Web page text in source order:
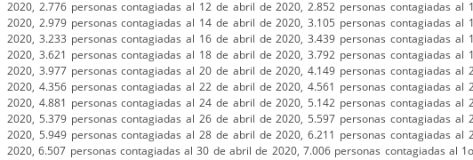
2020, 2.776 personas contagiadas al 12 de abril de 2020, 2.852 personas contagiadas al
2020, 2.979 personas contagiadas al 14 de abril de 2020, 3.105 personas contagiadas al
2020, 3.233 personas contagiadas al 16 de abril de 2020, 3.439 personas contagiadas al
2020, 3.621 personas contagiadas al 18 de abril de 2020, 3.792 personas contagiadas al
2020, 3.977 personas contagiadas al 20 de abril de 2020, 4.149 personas contagiadas al
2020, 4.356 personas contagiadas al 22 de abril de 2020, 4.561 personas contagiadas al
2020, 4.881 personas contagiadas al 24 de abril de 2020, 5.142 personas contagiadas al
2020, 5.379 personas contagiadas al 26 de abril de 2020, 5.597 personas contagiadas al
2020, 5.949 personas contagiadas al 28 de abril de 2020, 6.211 personas contagiadas al
2020, 6.507 personas contagiadas al 30 de abril de 2020, 7.006 personas contagiadas al